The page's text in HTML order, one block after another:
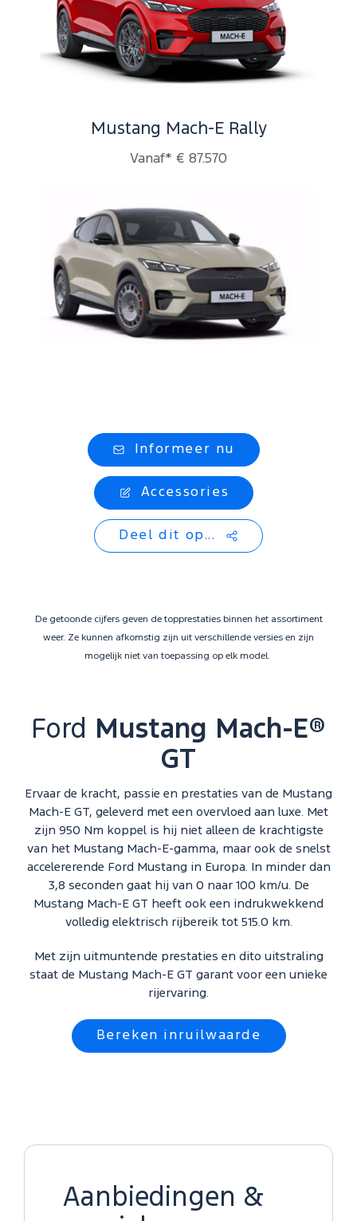
Mustang Mach-E Rally
Vanaf* € 87.570
Informeer nu
Accessories
Deel dit op...
De getoonde cijfers geven de topprestaties binnen het assortiment
weer. Ze kunnen afkomstig zijn uit verschillende versies en zijn
mogelijk niet van toepassing op elk model.
Ford
Mustang Mach-E®
GT
Ervaar de kracht, passie en prestaties van de Mustang
Mach-E GT, geleverd met een overvloed aan luxe. Met
zijn 950 Nm koppel is hij niet alleen de krachtigste
van het Mustang Mach-E-gamma, maar ook de snelst
accelererende Ford Mustang in Europa. In minder dan
3,8 seconden gaat hij van 0 naar 100 km/u. De
Mustang Mach-E GT heeft ook een indrukwekkend
volledig elektrisch rijbereik tot 515.0 km.
Met zijn uitmuntende prestaties en dito uitstraling
staat de Mustang Mach-E GT garant voor een unieke
rijervaring.
Bereken inruilwaarde
Aanbiedingen &